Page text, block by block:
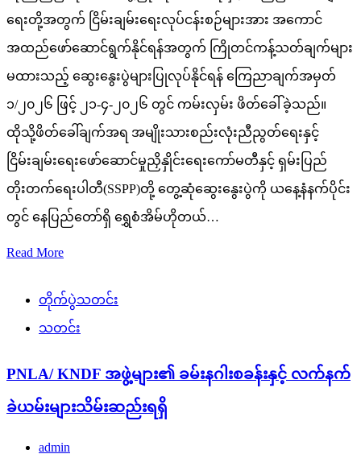
ရေးတို့အတွက် ငြိမ်းချမ်းရေးလုပ်ငန်းစဉ်များအား အကောင်
အထည်ဖော်ဆောင်ရွက်နိုင်ရန်အတွက် ကြိုတင်ကန့်သတ်ချက်များ
မထားသည့် ဆွေးနွေးပွဲများပြုလုပ်နိုင်ရန် ကြေညာချက်အမှတ်
၁/၂၀၂၆ ဖြင့် ၂၁-၄-၂၀၂၆ တွင် ကမ်းလှမ်း ဖိတ်ခေါ်ခဲ့သည်။
ထိုသို့ဖိတ်ခေါ်ချက်အရ အမျိုးသားစည်းလုံးညီညွတ်ရေးနှင့်
ငြိမ်းချမ်းရေးဖော်ဆောင်မှုညှိနှိုင်းရေးကော်မတီနှင့် ရှမ်းပြည်
တိုးတက်ရေးပါတီ(SSPP)တို့ တွေ့ဆုံဆွေးနွေးပွဲကို ယနေ့နံနက်ပိုင်း
တွင် နေပြည်တော်ရှိ ရွှေစံအိမ်ဟိုတယ်…
Read More
တိုက်ပွဲသတင်း
သတင်း
PNLA/ KNDF အဖွဲ့များ၏ ခမ်းနဂါးစခန်းနှင့် လက်နက်
ခဲယမ်းများသိမ်းဆည်းရရှိ
admin